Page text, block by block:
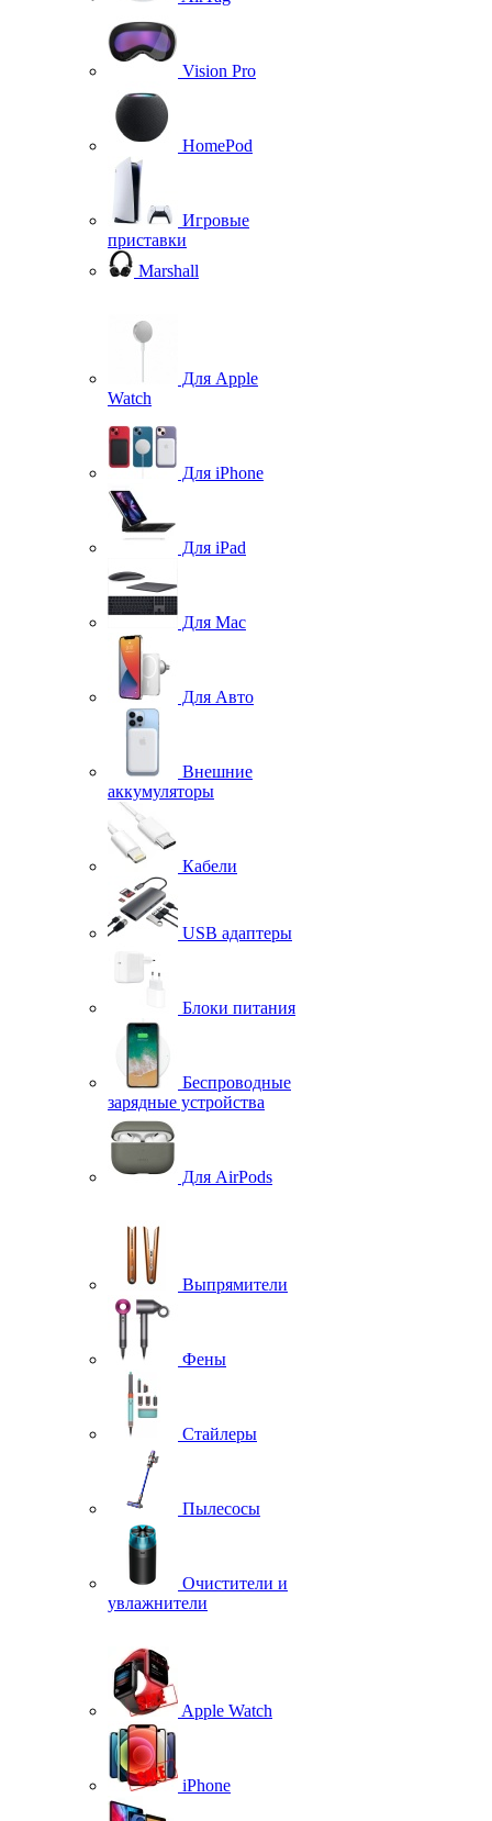
Vision Pro
HomePod
Игровые
приставки
Marshall
Для Apple
Watch
Для iPhone
Для iPad
Для Mac
Для Авто
Внешние
аккумуляторы
Кабели
USB адаптеры
Блоки питания
Беспроводные
зарядные устройства
Для AirPods
Выпрямители
Фены
Стайлеры
Пылесосы
Очистители и
увлажнители
Apple Watch
iPhone